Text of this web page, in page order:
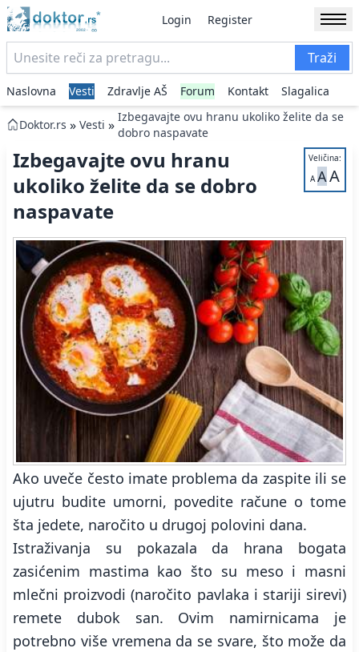
Login Register
Traži
Naslovna Vesti Zdravlje AŠ Forum Kontakt Slagalica
Doktor.rs » Vesti » Izbegavajte ovu hranu ukoliko želite da se
dobro naspavate
Veličina:
A AA
Izbegavajte ovu hranu
ukoliko želite da se dobro
naspavate
Ako uveče često imate problema da zaspite ili se
ujutru budite umorni, povedite račune o tome
šta jedete, naročito u drugoj polovini dana.
Istraživanja su pokazala da hrana bogata
zasićenim mastima kao što su meso i masni
mlečni proizvodi (naročito pavlaka i stariji sirevi)
remete dubok san. Ovim namirnicama je
potrebno više vremena da se svare, što može da